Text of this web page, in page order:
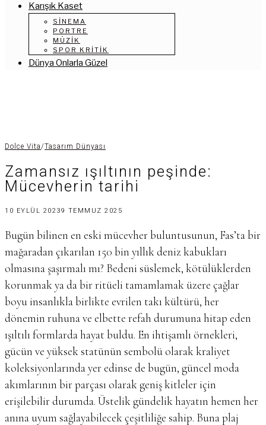
Karışık Kaset
SINEMA
PORTRE
MÜZIK
SPOR KRITIK
Dünya Onlarla Güzel
Dolce Vita /Tasarım Dünyası
Zamansız ışıltının peşinde:
Mücevherin tarihi
10 EYLÜL 20239 TEMMUZ 2025
Bugün bilinen en eski mücevher buluntusunun, Fas’ta bir
mağaradan çıkarılan 150 bin yıllık deniz kabukları
olmasına şaşırmalı mı? Bedeni süslemek, kötülüklerden
korunmak ya da bir ritüeli tamamlamak üzere çağlar
boyu insanlıkla birlikte evrilen takı kültürü, her
dönemin ruhuna ve elbette refah durumuna hitap eden
ışıltılı formlarda hayat buldu. En ihtişamlı örnekleri,
gücün ve yüksek statünün sembolü olarak kraliyet
koleksiyonlarında yer edinse de bugün, güncel moda
akımlarının bir parçası olarak geniş kitleler için
erişilebilir durumda. Üstelik gündelik hayatın hemen her
anına uyum sağlayabilecek çeşitliliğe sahip. Buna plaj